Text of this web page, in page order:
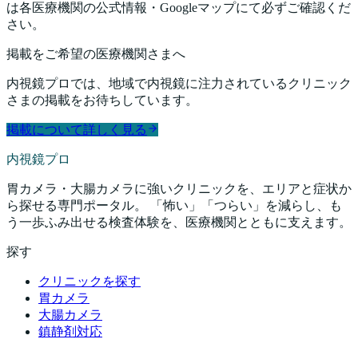
は各医療機関の公式情報・Googleマップにて必ずご確認くだ
さい。
掲載をご希望の医療機関さまへ
内視鏡プロでは、地域で内視鏡に注力されているクリニック
さまの掲載をお待ちしています。
掲載について詳しく見る
内視鏡プロ
胃カメラ・大腸カメラに強いクリニックを、エリアと症状か
ら探せる専門ポータル。 「怖い」「つらい」を減らし、も
う一歩ふみ出せる検査体験を、医療機関とともに支えます。
探す
クリニックを探す
胃カメラ
大腸カメラ
鎮静剤対応